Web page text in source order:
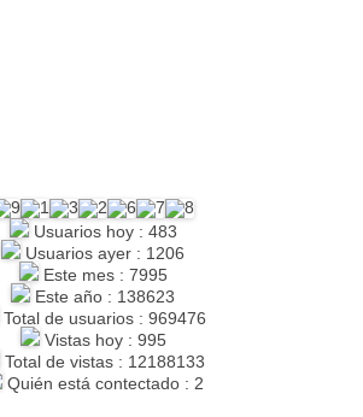
Usuarios hoy : 483
Usuarios ayer : 1206
Este mes : 7995
Este año : 138623
Total de usuarios : 969476
Vistas hoy : 995
Total de vistas : 12188133
Quién está contectado : 2